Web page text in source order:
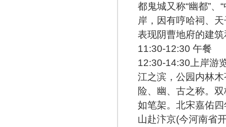
都鬼城又称“幽都”
岸，因有哼哈祠、
表现阴曹地府的建
11:30-12:30 午餐
12:30-14:30上岸游
江之滨，公园内林
险、幽、古之称。
如笔架。北宋嘉佑
山赴汴京(今河南省